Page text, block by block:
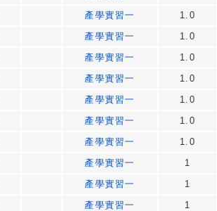
產學實習一 1.0
產學實習一 1.0
產學實習一 1.0
產學實習一 1.0
產學實習一 1.0
產學實習一 1.0
產學實習一 1.0
產學實習一 1
產學實習一 1
產學實習一 1